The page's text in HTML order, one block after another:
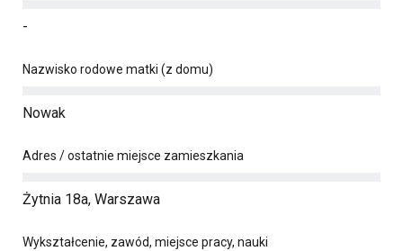
-
Nazwisko rodowe matki (z domu)
Nowak
Adres / ostatnie miejsce zamieszkania
Żytnia 18a, Warszawa
Wykształcenie, zawód, miejsce pracy, nauki